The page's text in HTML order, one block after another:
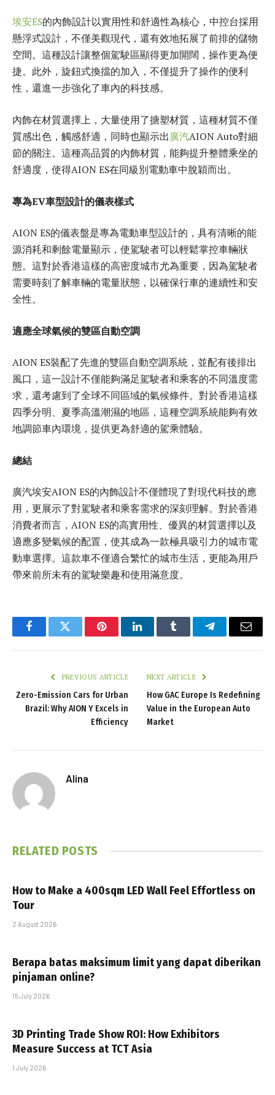
埃安ES的內飾設計以實用性和舒適性為核心，中控台採用
懸浮式設計，不僅美觀現代，還有效地拓展了前排的儲物
空間。這種設計讓整個駕駛區顯得更加開闊，操作更為便
捷。此外，旋鈕式換擋的加入，不僅提升了操作的便利
性，還進一步強化了車內的科技感。
內飾在材質選擇上，大量使用了搪塑材質，這種材質不僅
質感出色，觸感舒適，同時也顯示出廣汽AION Auto對細
節的關注。這種高品質的內飾材質，能夠提升整體乘坐的
舒適度，使得AION ES在同級別電動車中脫穎而出。
專為EV車型設計的儀表樣式
AION ES的儀表盤是專為電動車型設計的，具有清晰的能
源消耗和剩餘電量顯示，使駕駛者可以輕鬆掌控車輛狀
態。這對於香港這樣的高密度城市尤為重要，因為駕駛者
需要時刻了解車輛的電量狀態，以確保行車的連續性和安
全性。
適應全球氣候的雙區自動空調
AION ES裝配了先進的雙區自動空調系統，並配有後排出
風口，這一設計不僅能夠滿足駕駛者和乘客的不同溫度需
求，還考慮到了全球不同區域的氣候條件。對於香港這樣
四季分明、夏季高溫潮濕的地區，這種空調系統能夠有效
地調節車內環境，提供更為舒適的駕乘體驗。
總結
廣汽埃安AION ES的內飾設計不僅體現了對現代科技的應
用，更展示了對駕駛者和乘客需求的深刻理解。對於香港
消費者而言，AION ES的高實用性、優異的材質選擇以及
適應多變氣候的配置，使其成為一款極具吸引力的城市電
動車選擇。這款車不僅適合繁忙的城市生活，更能為用戶
帶來前所未有的駕駛樂趣和使用滿意度。
FacebookTwitter PinterestLinkedInTumblr TelegramEmail
PREVIOUS ARTICLE
Zero-Emission Cars for Urban
Brazil: Why AION Y Excels in
Efficiency
NEXT ARTICLE
How GAC Europe Is Redefining
Value in the European Auto
Market
Alina
RELATED POSTS
How to Make a 400sqm LED Wall Feel Effortless on
Tour
2 August 2026
Berapa batas maksimum limit yang dapat diberikan
pinjaman online?
15 July 2026
3D Printing Trade Show ROI: How Exhibitors
Measure Success at TCT Asia
1 July 2026